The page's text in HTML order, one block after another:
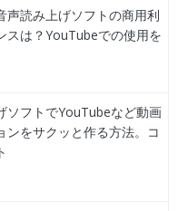
声読み上げソフトの商用利
スは？YouTubeでの使用を
ソフトでYouTubeなど動画
ンをサクッと作る方法。コ